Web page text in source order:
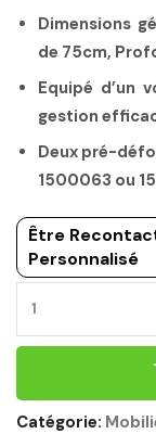
Dimensions
de 75cm,
Equipé d’un
gestion
Deux pré-
1500063 ou
Être
Personnalisé
Catégorie: